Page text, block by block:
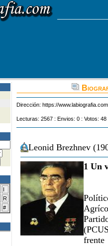
I
R
#
Dirección: https://
Lecturas: 2567 : Envios: 0 : Votos:
Leonid Brezhnev
1 Un